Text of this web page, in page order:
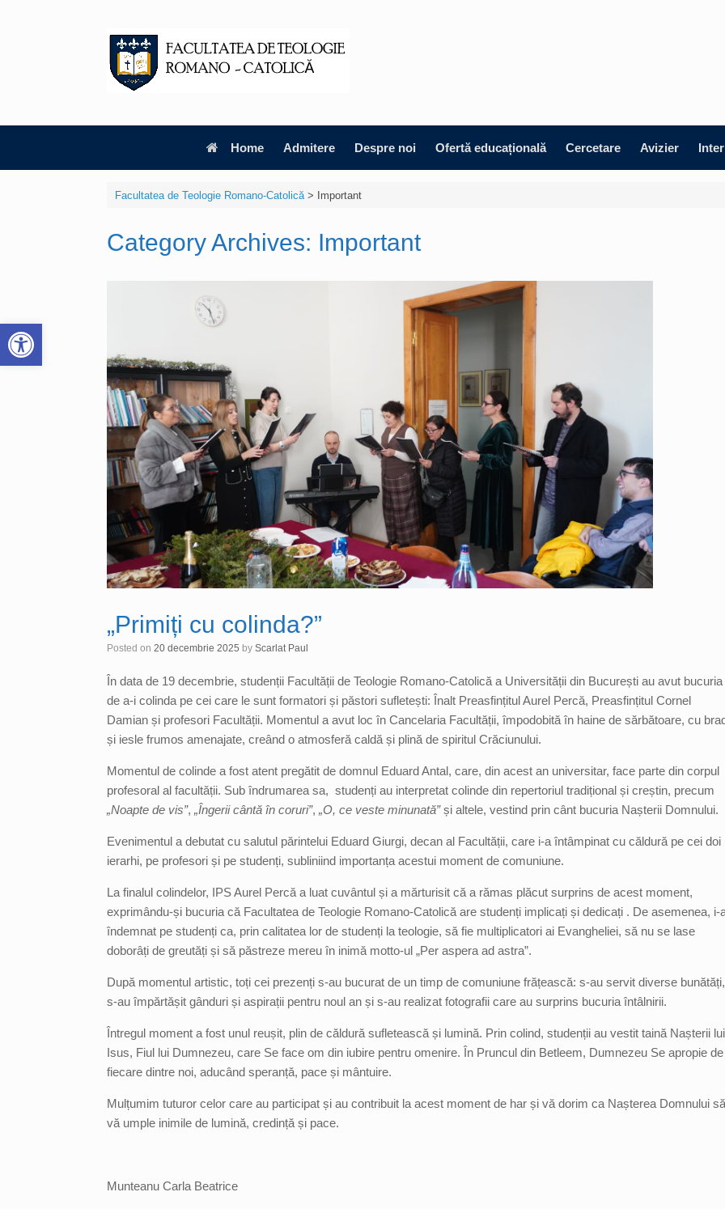
Deschide bara de unelte
Home Admitere Despre noi Ofertă educațională Cercetare Avizier
Facultatea de Teologie Romano-Catolică> Important
Category Archives: Important
„Primiți cu colinda?”
Posted on 20 decembrie 2025 by Scarlat Paul
În data de 19 decembrie, studenții Facultății de Teologie Romano-Catolică a Universității din București au avut bucuria
de a-i colinda pe cei care le sunt formatori și păstori sufletești: Înalt Preasfințitul Aurel Percă, Preasfințitul Cornel
Damian și profesori Facultății. Momentul a avut loc în Cancelaria Facultății, împodobită în haine de sărbătoare, cu
și iesle frumos amenajate, creând o atmosferă caldă și plină de spiritul Crăciunului.
Momentul de colinde a fost atent pregătit de domnul Eduard Antal, care, din acest an universitar, face parte din corpul
profesoral al facultății. Sub îndrumarea sa, studenți au interpretat colinde din repertoriul tradițional și creștin, precum
„Noapte de vis”, „Îngerii cântă în coruri”, „O, ce veste minunată”și altele, vestind prin cânt bucuria Nașterii Domnului.
Evenimentul a debutat cu salutul părintelui Eduard Giurgi, decan al Facultății, care i-a întâmpinat cu căldură pe cei doi
ierarhi, pe profesori și pe studenți, subliniind importanța acestui moment de comuniune.
La finalul colindelor, IPS Aurel Percă a luat cuvântul și a mărturisit că a rămas plăcut surprins de acest moment,
exprimându-și bucuria că Facultatea de Teologie Romano-Catolică are studenți implicați și dedicați . De asemenea, i-
îndemnat pe studenți ca, prin calitatea lor de studenți la teologie, să fie multiplicatori ai Evangheliei, să nu se lase
doborâți de greutăți și să păstreze mereu în inimă motto-ul „Per aspera ad astra”.
După momentul artistic, toți cei prezenți s-au bucurat de un timp de comuniune frățească: s-au servit diverse bunătăți,
s-au împărtășit gânduri și aspirații pentru noul an și s-au realizat fotografii care au surprins bucuria întâlnirii.
Întregul moment a fost unul reușit, plin de căldură sufletească și lumină. Prin colind, studenții au vestit taină Nașterii lui
Isus, Fiul lui Dumnezeu, care Se face om din iubire pentru omenire. În Pruncul din Betleem, Dumnezeu Se apropie de
fiecare dintre noi, aducând speranță, pace și mântuire.
Mulțumim tuturor celor care au participat și au contribuit la acest moment de har și vă dorim ca Nașterea Domnului să
vă umple inimile de lumină, credință și pace.
Munteanu Carla Beatrice